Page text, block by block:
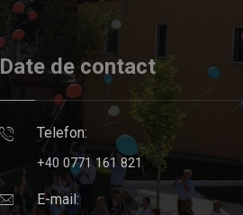
Date de contact
Telefon:
+40 0771 161 821
E-mail: